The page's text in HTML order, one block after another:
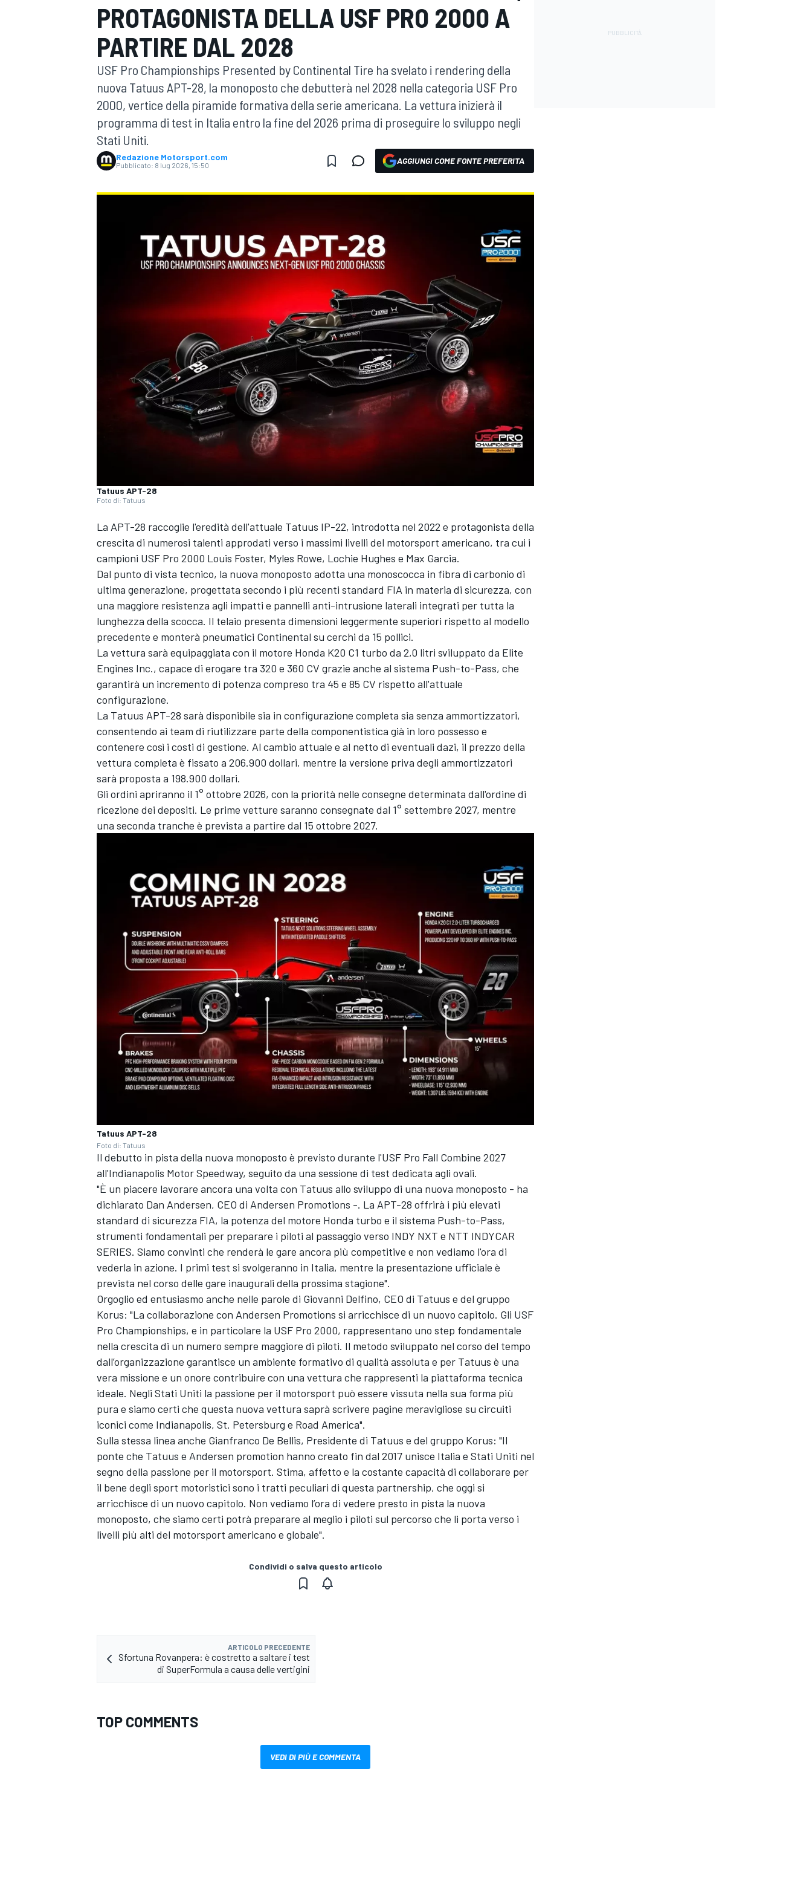
MOTOGP WEC
WRC
MONOPOSTO
ENDURANCE/GT
MONOMARCA
PROTAGONISTA DELLA USF PRO 2000 A
PARTIRE DAL 2028
USF Pro Championships Presented by Continental Tire ha svelato i rendering della
nuova Tatuus APT-28, la monoposto che debutterà nel 2028 nella categoria USF Pro
2000, vertice della piramide formativa della serie americana. La vettura inizierà il
programma di test in Italia entro la fine del 2026 prima di proseguire lo sviluppo negli
Stati Uniti.
Redazione Motorsport.com
Pubblicato: 8 lug 2026, 15:50 AGGIUNGI COME FONTE PREFERITA
Tatuus APT-28
Foto di: Tatuus
La APT-28 raccoglie l'eredità dell'attuale Tatuus IP-22, introdotta nel 2022 e protagonista della
crescita di numerosi talenti approdati verso i massimi livelli del motorsport americano, tra cui i
campioni USF Pro 2000 Louis Foster, Myles Rowe, Lochie Hughes e Max Garcia.
Dal punto di vista tecnico, la nuova monoposto adotta una monoscocca in fibra di carbonio di
ultima generazione, progettata secondo i più recenti standard FIA in materia di sicurezza, con
una maggiore resistenza agli impatti e pannelli anti-intrusione laterali integrati per tutta la
lunghezza della scocca. Il telaio presenta dimensioni leggermente superiori rispetto al modello
precedente e monterà pneumatici Continental su cerchi da 15 pollici.
La vettura sarà equipaggiata con il motore Honda K20 C1 turbo da 2,0 litri sviluppato da Elite
Engines Inc., capace di erogare tra 320 e 360 CV grazie anche al sistema Push-to-Pass, che
garantirà un incremento di potenza compreso tra 45 e 85 CV rispetto all'attuale
configurazione.
La Tatuus APT-28 sarà disponibile sia in configurazione completa sia senza ammortizzatori,
consentendo ai team di riutilizzare parte della componentistica già in loro possesso e
contenere così i costi di gestione. Al cambio attuale e al netto di eventuali dazi, il prezzo della
vettura completa è fissato a 206.900 dollari, mentre la versione priva degli ammortizzatori
sarà proposta a 198.900 dollari.
Gli ordini apriranno il 1° ottobre 2026, con la priorità nelle consegne determinata dall'ordine di
ricezione dei depositi. Le prime vetture saranno consegnate dal 1° settembre 2027, mentre
una seconda tranche è prevista a partire dal 15 ottobre 2027.
Tatuus APT-28
Foto di: Tatuus
Il debutto in pista della nuova monoposto è previsto durante l'USF Pro Fall Combine 2027
all'Indianapolis Motor Speedway, seguito da una sessione di test dedicata agli ovali.
"È un piacere lavorare ancora una volta con Tatuus allo sviluppo di una nuova monoposto - ha
dichiarato Dan Andersen, CEO di Andersen Promotions -. La APT-28 offrirà i più elevati
standard di sicurezza FIA, la potenza del motore Honda turbo e il sistema Push-to-Pass,
strumenti fondamentali per preparare i piloti al passaggio verso INDY NXT e NTT INDYCAR
SERIES. Siamo convinti che renderà le gare ancora più competitive e non vediamo l'ora di
vederla in azione. I primi test si svolgeranno in Italia, mentre la presentazione ufficiale è
prevista nel corso delle gare inaugurali della prossima stagione".
Orgoglio ed entusiasmo anche nelle parole di Giovanni Delfino, CEO di Tatuus e del gruppo
Korus: "La collaborazione con Andersen Promotions si arricchisce di un nuovo capitolo. Gli USF
Pro Championships, e in particolare la USF Pro 2000, rappresentano uno step fondamentale
nella crescita di un numero sempre maggiore di piloti. Il metodo sviluppato nel corso del tempo
dall’organizzazione garantisce un ambiente formativo di qualità assoluta e per Tatuus è una
vera missione e un onore contribuire con una vettura che rappresenti la piattaforma tecnica
ideale. Negli Stati Uniti la passione per il motorsport può essere vissuta nella sua forma più
pura e siamo certi che questa nuova vettura saprà scrivere pagine meravigliose su circuiti
iconici come Indianapolis, St. Petersburg e Road America".
Sulla stessa linea anche Gianfranco De Bellis, Presidente di Tatuus e del gruppo Korus: "Il
ponte che Tatuus e Andersen promotion hanno creato fin dal 2017 unisce Italia e Stati Uniti nel
segno della passione per il motorsport. Stima, affetto e la costante capacità di collaborare per
il bene degli sport motoristici sono i tratti peculiari di questa partnership, che oggi si
arricchisce di un nuovo capitolo. Non vediamo l’ora di vedere presto in pista la nuova
monoposto, che siamo certi potrà preparare al meglio i piloti sul percorso che li porta verso i
livelli più alti del motorsport americano e globale".
Condividi o salva questo articolo
ARTICOLO PRECEDENTE
Sfortuna Rovanpera: è costretto a saltare i test
di SuperFormula a causa delle vertigini
TOP COMMENTS
VEDI DI PIÙ E COMMENTA